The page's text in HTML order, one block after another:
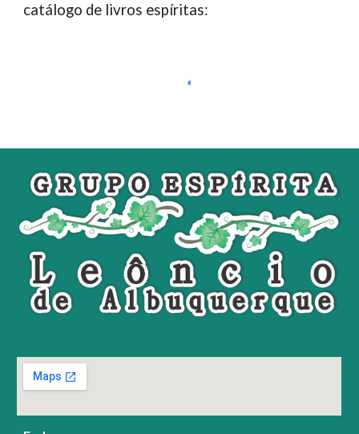
catálogo de livros espíritas: